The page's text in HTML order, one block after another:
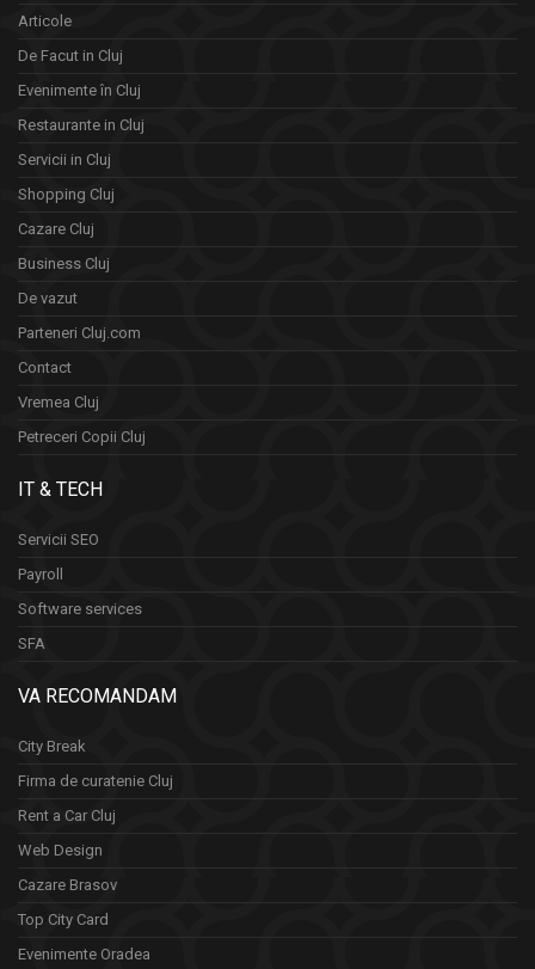
Articole
De Facut in Cluj
Evenimente în Cluj
Restaurante in Cluj
Servicii in Cluj
Shopping Cluj
Cazare Cluj
Business Cluj
De vazut
Parteneri Cluj.com
Contact
Vremea Cluj
Petreceri Copii Cluj
IT & TECH
Servicii SEO
Payroll
Software services
SFA
VA RECOMANDAM
City Break
Firma de curatenie Cluj
Rent a Car Cluj
Web Design
Cazare Brasov
Top City Card
Evenimente Oradea